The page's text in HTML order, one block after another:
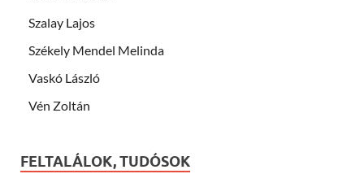
Szalay Lajos
Székely Mendel Melinda
Vaskó László
Vén Zoltán
FELTALÁLOK, TUDÓSOK